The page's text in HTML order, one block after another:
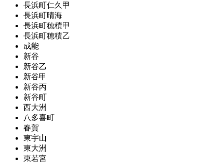
長浜町仁久甲
長浜町晴海
長浜町穂積甲
長浜町穂積乙
成能
新谷
新谷乙
新谷甲
新谷丙
新谷町
西大洲
八多喜町
春賀
東宇山
東大洲
東若宮